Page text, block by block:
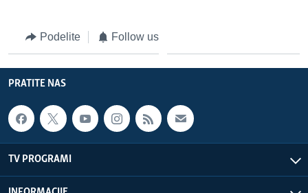
Podelite Follow us
PRATITE NAS
TV PROGRAMI